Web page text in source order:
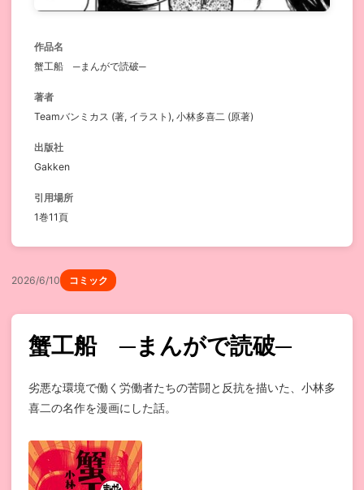
作品名
蟹工船 ─まんがで読破─
著者
Teamバンミカス (著, イラスト), 小林多喜二 (原著)
出版社
Gakken
引用場所
1巻11頁
2026/6/10 コミック
蟹工船 ─まんがで読破─
劣悪な環境で働く労働者たちの苦闘と反抗を描いた、小林多
喜二の名作を漫画にした話。